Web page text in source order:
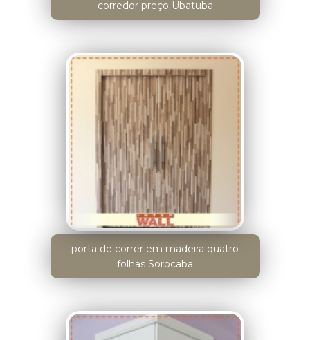
corredor preço Ubatuba
porta de correr em madeira quatro
folhas Sorocaba